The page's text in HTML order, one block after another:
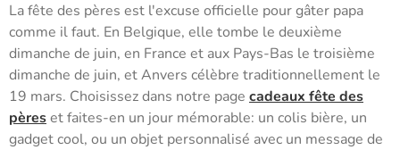
La fête des pères est l'excuse officielle pour gâter papa
comme il faut. En Belgique, elle tombe le deuxième
dimanche de juin, en France et aux Pays-Bas le troisième
dimanche de juin, et Anvers célèbre traditionnellement le
19 mars. Choisissez dans notre page cadeaux fête des
pèreset faites-en un jour mémorable: un colis bière, un
gadget cool, ou un objet personnalisé avec un message de